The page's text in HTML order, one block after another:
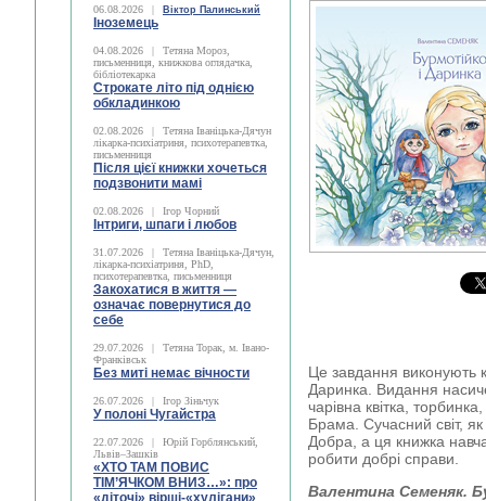
06.08.2026 | Віктор Палинський
Іноземець
04.08.2026 |
Тетяна Мороз,
письменниця, книжкова оглядачка,
бібліотекарка
Строкате літо під однією
обкладинкою
02.08.2026 |
Тетяна Іваніцька-Дячун
лікарка-психіатриня, психотерапевтка,
письменниця
Після цієї книжки хочеться
подзвонити мамі
02.08.2026 | Ігор Чорний
Інтриги, шпаги і любов
31.07.2026 |
Тетяна Іваніцька-Дячун,
лікарка-психіатриня, PhD,
психотерапевтка, письменниця
Закохатися в життя —
означає повернутися до
себе
29.07.2026 |
Тетяна Торак, м. Івано-
Франківськ
Без миті немає вічности
26.07.2026 | Ігор Зіньчук
У полоні Чугайстра
22.07.2026 |
Юрій Горблянський,
Львів–Зашків
«ХТО ТАМ ПОВИС
ТІМ’ЯЧКОМ ВНИЗ…»: про
«діточі» вірші-«хулігани»
Це завдання виконують
Даринка. Видання
чарівна квітка,
Брама. Сучасний світ,
Добра, а ця книжка
робити добрі справи.
Валентина Cеменяк.